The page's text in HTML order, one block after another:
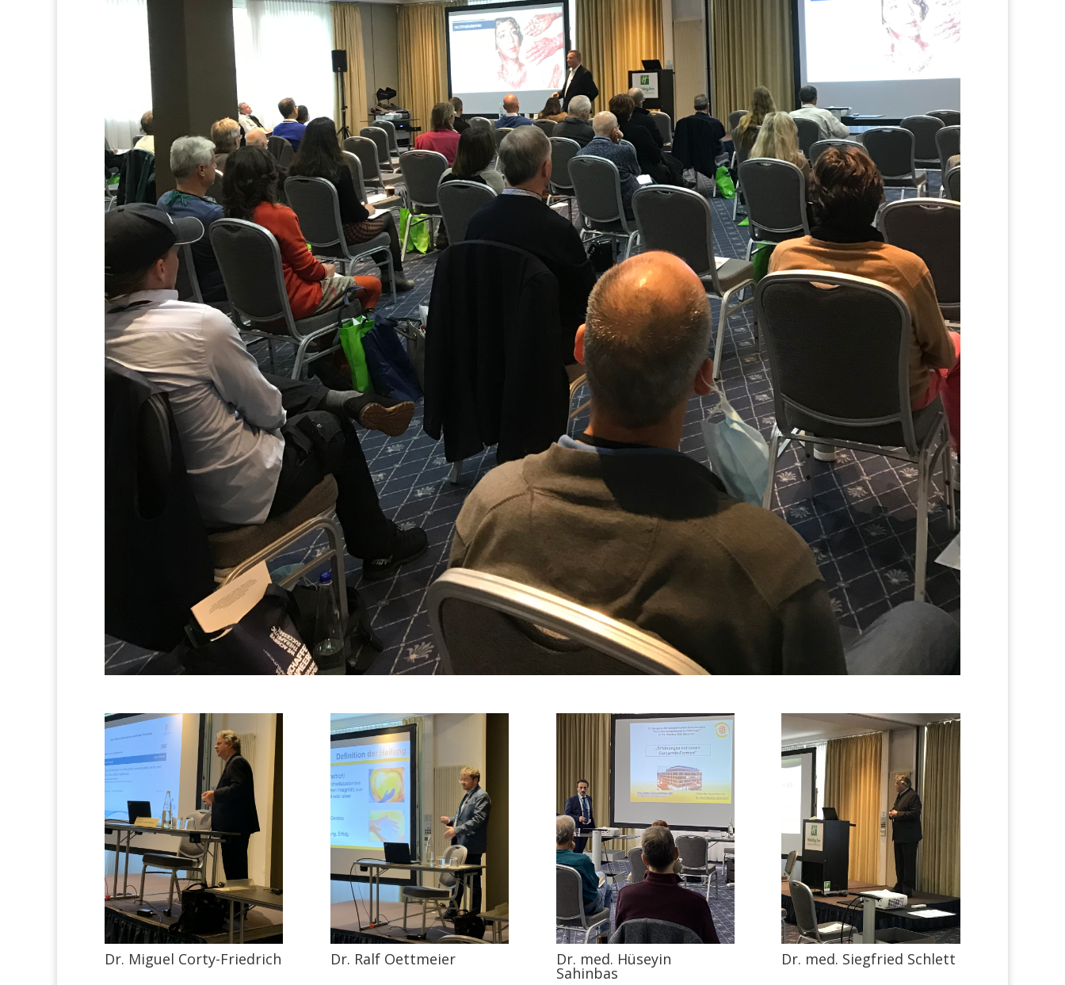
Dr. Miguel Corty-Friedrich Dr. Ralf Oettmeier Dr. med. Hüseyin
Sahinbas
Dr. med. Siegfried Schlett